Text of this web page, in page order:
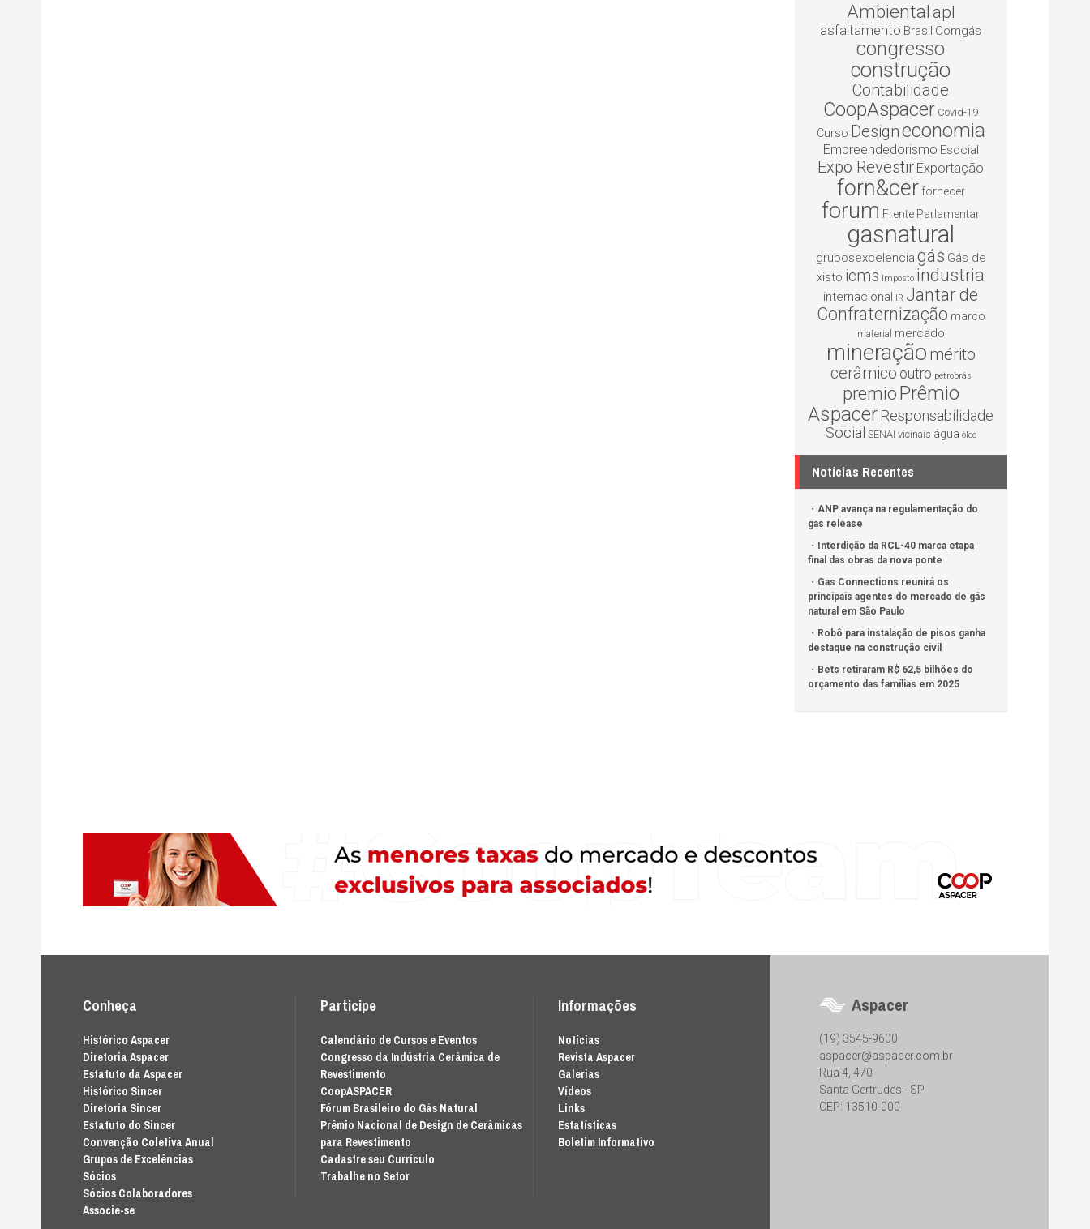
Ambiental apl
asfaltamento Brasil Comgás
congresso
construção
Contabilidade
CoopAspacer Covid-19
Curso Designeconomia
Empreendedorismo Esocial
Expo Revestir Exportação
forn&cer fornecer
forum Frente Parlamentar
gasnatural
gruposexcelencia gás Gás de
xisto icms Imposto industria
internacional IR Jantar de
Confraternização marco
material mercado
mineração mérito
cerâmico outro petrobrás
premio Prêmio
Aspacer Responsabilidade
Social SENAI vicinais água óleo
Notícias Recentes
ANP avança na regulamentação do
gas release
Interdição da RCL-40 marca etapa
final das obras da nova ponte
Gas Connections reunirá os
principais agentes do mercado de gás
natural em São Paulo
Robô para instalação de pisos ganha
destaque na construção civil
Bets retiraram R$ 62,5 bilhões do
orçamento das famílias em 2025
Conheça
Histórico Aspacer
Diretoria Aspacer
Estatuto da Aspacer
Histórico Sincer
Diretoria Sincer
Estatuto do Sincer
Convenção Coletiva Anual
Grupos de Excelências
Sócios
Sócios Colaboradores
Associe-se
Participe
Calendário de Cursos e Eventos
Congresso da Indústria Cerâmica de
Revestimento
CoopASPACER
Fórum Brasileiro do Gás Natural
Prêmio Nacional de Design de Cerâmicas
para Revestimento
Cadastre seu Currículo
Trabalhe no Setor
Informações
Notícias
Revista Aspacer
Galerias
Vídeos
Links
Estatísticas
Boletim Informativo
Aspacer
(19) 3545-9600
aspacer@aspacer.com.br
Rua 4, 470
Santa Gertrudes - SP
CEP: 13510-000